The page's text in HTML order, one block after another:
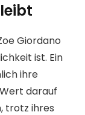
Giordano
ist. Ein
ihre
darauf
trotz ihres